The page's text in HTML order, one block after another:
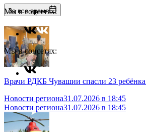
Мы в соцсетях:
Мы в соцсетях:
За все время
Врачи РДКБ Чувашии спасли 23
Новости региона31.07.2026 в 18:45
Новости региона31.07.2026 в 18:45